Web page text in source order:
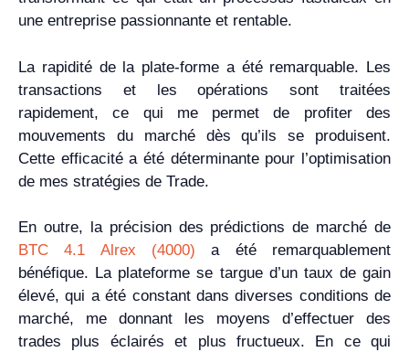
une entreprise passionnante et rentable.
La rapidité de la plate-forme a été remarquable. Les
transactions et les opérations sont traitées
rapidement, ce qui me permet de profiter des
mouvements du marché dès qu’ils se produisent.
Cette efficacité a été déterminante pour l’optimisation
de mes stratégies de Trade.
En outre, la précision des prédictions de marché de
BTC 4.1 Alrex (4000) a été remarquablement
bénéfique. La plateforme se targue d’un taux de gain
élevé, qui a été constant dans diverses conditions de
marché, me donnant les moyens d’effectuer des
trades plus éclairés et plus fructueux. En ce qui